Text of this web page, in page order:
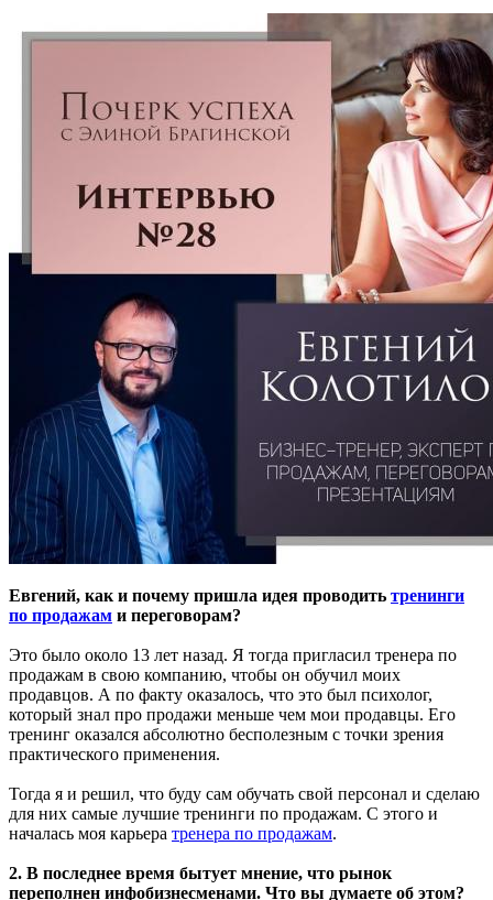
Евгений, как и почему пришла идея проводить тренинги
по продажам и переговорам?
Это было около 13 лет назад. Я тогда пригласил тренера по
продажам в свою компанию, чтобы он обучил моих
продавцов. А по факту оказалось, что это был психолог,
который знал про продажи меньше чем мои продавцы. Его
тренинг оказался абсолютно бесполезным с точки зрения
практического применения.
Тогда я и решил, что буду сам обучать свой персонал и сделаю
для них самые лучшие тренинги по продажам. С этого и
началась моя карьера тренера по продажам.
2. В последнее время бытует мнение, что рынок
переполнен инфобизнесменами. Что вы думаете об этом?